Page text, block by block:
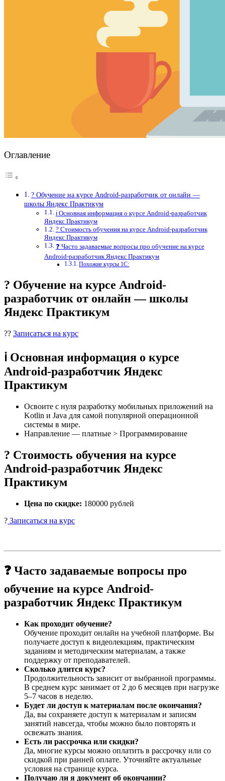
Оглавление
? Обучение на курсе Android-разработчик от онлайн —
школы Яндекс Практикум
ℹ️ Основная информация о курсе Android-разработчик
Яндекс Практикум
? Стоимость обучения на курсе Android-разработчик
Яндекс Практикум
❓ Часто задаваемые вопросы про обучение на курсе
Android-разработчик Яндекс Практикум
Похожие курсы 1С:
? Обучение на курсе Android-
разработчик от онлайн — школы
Яндекс Практикум
?? Записаться на курс
ℹ️ Основная информация о курсе
Android-разработчик Яндекс
Практикум
Освоите с нуля разработку мобильных приложений на
Kotlin и Java для самой популярной операционной
системы в мире.
Направление — платные > Программирование
? Стоимость обучения на курсе
Android-разработчик Яндекс
Практикум
Цена по скидке: 180000 рублей
? Записаться на курс
❓ Часто задаваемые вопросы про
обучение на курсе Android-
разработчик Яндекс Практикум
Как проходит обучение?
Обучение проходит онлайн на учебной платформе. Вы
получаете доступ к видеолекциям, практическим
заданиям и методическим материалам, а также
поддержку от преподавателей.
Сколько длится курс?
Продолжительность зависит от выбранной программы.
В среднем курс занимает от 2 до 6 месяцев при нагрузке
5–7 часов в неделю.
Будет ли доступ к материалам после окончания?
Да, вы сохраняете доступ к материалам и записям
занятий навсегда, чтобы можно было повторять и
освежать знания.
Есть ли рассрочка или скидки?
Да, многие курсы можно оплатить в рассрочку или со
скидкой при ранней оплате. Уточняйте актуальные
условия на странице курса.
Получаю ли я документ об окончании?